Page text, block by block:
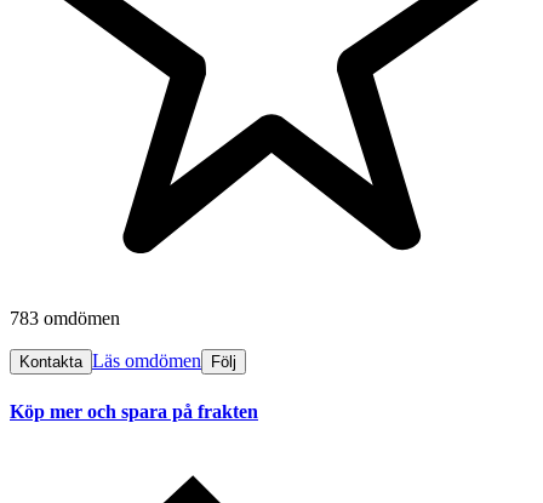
783 omdömen
Kontakta Läs omdömen Följ
Köp mer och spara på frakten